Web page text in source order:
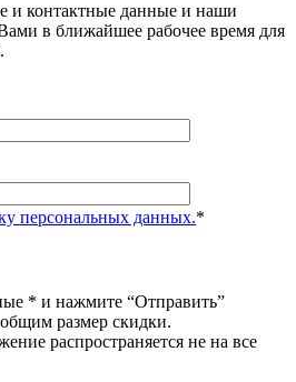
и контактные данные и наши
в ближайшее рабочее время для
персональных данных.*
* и нажмите “Отправить”
размер скидки.
распространяется не на все